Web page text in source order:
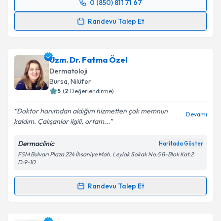
0 (850) 811 71 67
Randevu Talep Et
Randevu Takvimi Talebi
takvim hazırlandığında e-posta ile bilgilendireceğiz.
E-posta Adresiniz
Kişisel verilerimin işlenmesine ilişkin
kapsamda işlenmesini kabul ediyorum.
Takvim Talebini Gönder
Uzm. Dr. Fatma Özel
Dermatoloji
Bursa, Nilüfer
5 (2 Değerlendirme)
Doktor hanımdan aldığım hizmetten çok memnun
kaldım. Çalışanlar ilgili, ortam...
Devamı
Dermaclinic Haritada Göster
FSM Bulvarı Plaza 224 İhsaniye Mah. Leylak Sokak No:5 B-Blok Kat:2
D:9-10
Randevu Talep Et
Randevu Takvimi Talebi